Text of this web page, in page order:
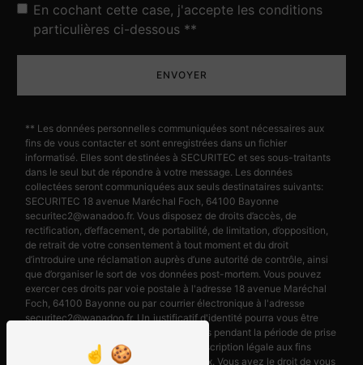
En cochant cette case, j'accepte les conditions
particulières ci-dessous **
ENVOYER
** Les données personnelles communiquées sont nécessaires aux
fins de vous contacter et sont enregistrées dans un fichier
informatisé. Elles sont destinées à SECURITEC et ses sous-traitants
dans le seul but de répondre à votre message. Les données
collectées seront communiquées aux seuls destinataires suivants:
SECURITEC 18 avenue Maréchal Foch, 64100 Bayonne
securitec2@wanadoo.fr. Vous disposez de droits d’accès, de
rectification, d’effacement, de portabilité, de limitation, d’opposition,
de retrait de votre consentement à tout moment et du droit
d’introduire une réclamation auprès d’une autorité de contrôle, ainsi
que d’organiser le sort de vos données post-mortem. Vous pouvez
exercer ces droits par voie postale à l'adresse 18 avenue Maréchal
Foch, 64100 Bayonne ou par courrier électronique à l'adresse
securitec2@wanadoo.fr. Un justificatif d'identité pourra vous être
demandé. Nous conservons vos données pendant la période de prise
de contact puis pendant la durée de prescription légale aux fins
probatoires et de gestion des contentieux. Vous avez le droit de vous